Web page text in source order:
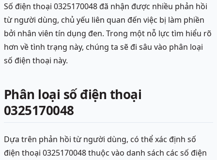
Số điện thoại 0325170048 đã nhận được nhiều phản hồi
từ người dùng, chủ yếu liên quan đến việc bị làm phiền
bởi nhân viên tín dụng đen. Trong một nỗ lực tìm hiểu rõ
hơn về tình trạng này, chúng ta sẽ đi sâu vào phân loại
số điện thoại này.
Phân loại số điện thoại
0325170048
Dựa trên phản hồi từ người dùng, có thể xác định số
điện thoại 0325170048 thuộc vào danh sách các số điện